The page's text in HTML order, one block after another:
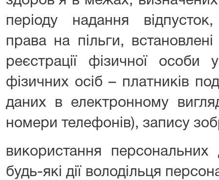
періоду надання
права на пільги,
реєстрації фізичної
фізичних осіб – платників
даних в електронному
номери телефонів), запису
використання
будь-які дії володільця